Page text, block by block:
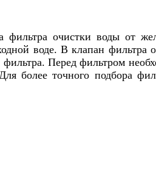
очистки воды от
воде. В клапан фильтра
Перед фильтром
более точного подбора